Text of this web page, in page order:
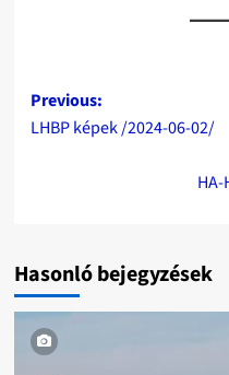
Post
navigation
Previous:
LHBP képek /2024-06-02/
Hasonló bejegyzések